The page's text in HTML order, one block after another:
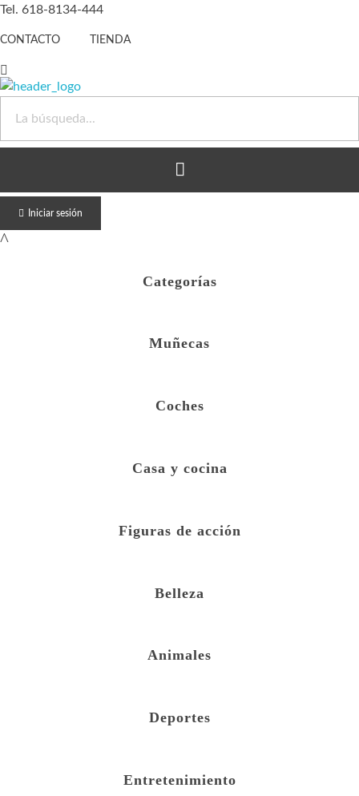
Tel. 618-8134-444
CONTACTO TIENDA
Iniciar sesión
Categorías
Muñecas
Coches
Casa y cocina
Figuras de acción
Belleza
Animales
Deportes
Entretenimiento